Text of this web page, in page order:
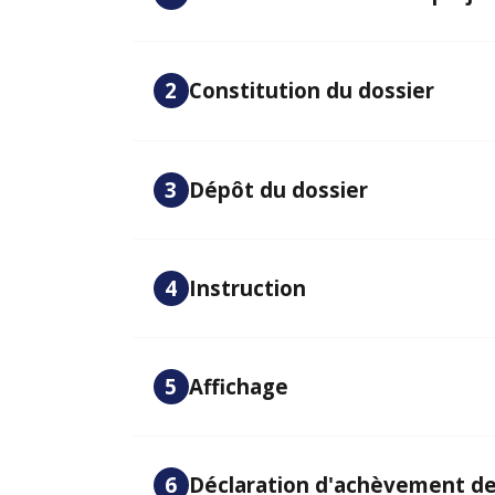
2 Constitution du dossier
3 Dépôt du dossier
4 Instruction
5 Affichage
6 Déclaration d'achèvement